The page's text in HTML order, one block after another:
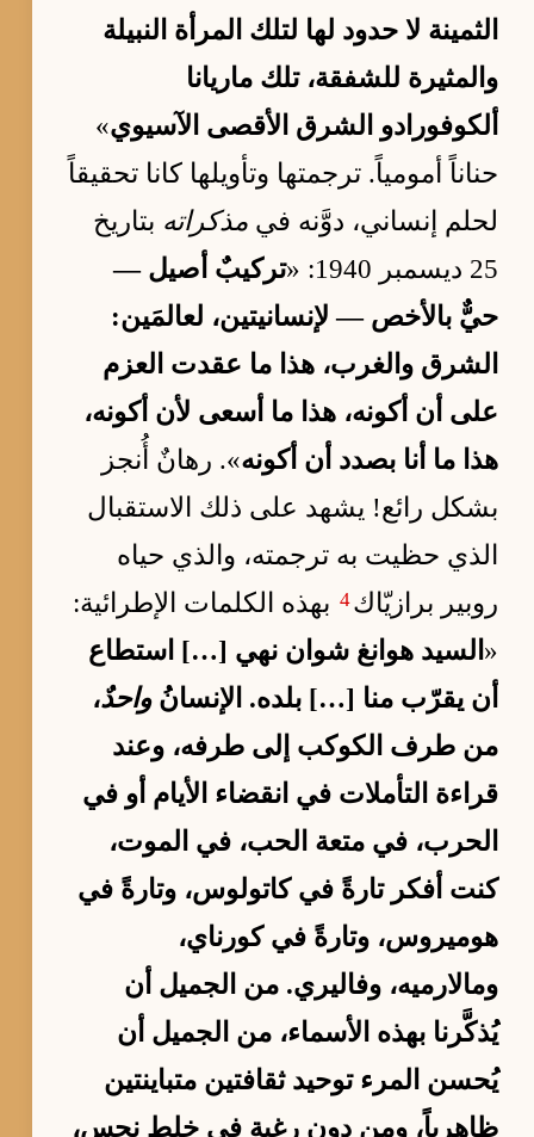
الثمينة لا حدود لها لتلك المرأة النبيلة
والمثيرة للشفقة، تلك ماريانا
ألكوفورادو الشرق الأقصى الآسيوي»
حناناً أمومياً. ترجمتها وتأويلها كانا تحقيقاً
لحلم إنساني، دوَّنه في مذكراته بتاريخ
25 ديسمبر 1940: «
تركيبٌ أصيل —
حيٌّ بالأخص — لإنسانيتين، لعالمَين:
الشرق والغرب، هذا ما عقدت العزم
على أن أكونه، هذا ما أسعى لأن أكونه،
هذا ما أنا بصدد أن أكونه». رهانٌ أُنجز
بشكل رائع! يشهد على ذلك الاستقبال
الذي حظيت به ترجمته، والذي حياه
روبير برازيّاك4 بهذه الكلمات الإطرائية:
« السيد هوانغ شوان نهي […] استطاع
أن يقرّب منا […] بلده. الإنسانُواحدٌ،
من طرف الكوكب إلى طرفه، وعند
قراءة التأملات في انقضاء الأيام أو في
الحرب، في متعة الحب، في الموت،
كنت أفكر تارةً في كاتولوس، وتارةً في
هوميروس، وتارةً في كورناي،
ومالارميه، وفاليري. من الجميل أن
يُذكَّرنا بهذه الأسماء، من الجميل أن
يُحسن المرء توحيد ثقافتين متباينتين
ظاهرياً، ومن دون رغبة في خلط نجس،